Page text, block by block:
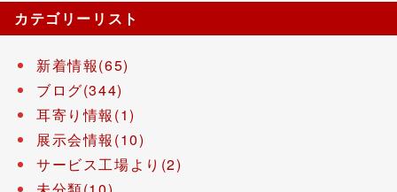
カテゴリーリスト
新着情報(65)
ブログ(344)
耳寄り情報(1)
展示会情報(10)
サービス工場より(2)